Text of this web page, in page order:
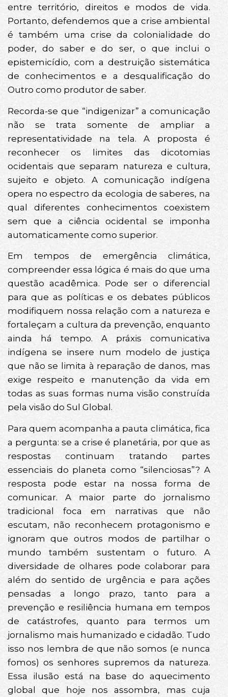
entre território, direitos e modos de vida.
Portanto, defendemos que a crise ambiental
é também uma crise da colonialidade do
poder, do saber e do ser, o que inclui o
epistemicídio, com a destruição sistemática
de conhecimentos e a desqualificação do
Outro como produtor de saber.
Recorda-se que “indigenizar” a comunicação
não se trata somente de ampliar a
representatividade na tela. A proposta é
reconhecer os limites das dicotomias
ocidentais que separam natureza e cultura,
sujeito e objeto. A comunicação indígena
opera no espectro da ecologia de saberes, na
qual diferentes conhecimentos coexistem
sem que a ciência ocidental se imponha
automaticamente como superior.
Em tempos de emergência climática,
compreender essa lógica é mais do que uma
questão acadêmica. Pode ser o diferencial
para que as políticas e os debates públicos
modifiquem nossa relação com a natureza e
fortaleçam a cultura da prevenção, enquanto
ainda há tempo. A práxis comunicativa
indígena se insere num modelo de justiça
que não se limita à reparação de danos, mas
exige respeito e manutenção da vida em
todas as suas formas numa visão construída
pela visão do Sul Global.
Para quem acompanha a pauta climática, fica
a pergunta: se a crise é planetária, por que as
respostas continuam tratando partes
essenciais do planeta como “silenciosas”? A
resposta pode estar na nossa forma de
comunicar. A maior parte do jornalismo
tradicional foca em narrativas que não
escutam, não reconhecem protagonismo e
ignoram que outros modos de partilhar o
mundo também sustentam o futuro. A
diversidade de olhares pode colaborar para
além do sentido de urgência e para ações
pensadas a longo prazo, tanto para a
prevenção e resiliência humana em tempos
de catástrofes, quanto para termos um
jornalismo mais humanizado e cidadão. Tudo
isso nos lembra de que não somos (e nunca
fomos) os senhores supremos da natureza.
Essa ilusão está na base do aquecimento
global que hoje nos assombra, mas cuja